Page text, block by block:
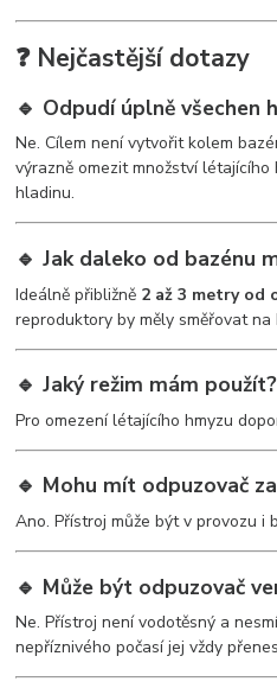
❓ Nejčastější dotazy
🔹 Odpudí úplně všechen
Ne. Cílem není vytvořit kolem
výrazně omezit množství
hladinu.
🔹 Jak daleko od bazénu
Ideálně přibližně 2 až 3 metry od
reproduktory by měly směřovat na
🔹 Jaký režim mám použít?
Pro omezení létajícího hmyzu
🔹 Mohu mít odpuzovač
Ano. Přístroj může být v provozu i
🔹 Může být odpuzovač
Ne. Přístroj není vodotěsný a
nepříznivého počasí jej vždy